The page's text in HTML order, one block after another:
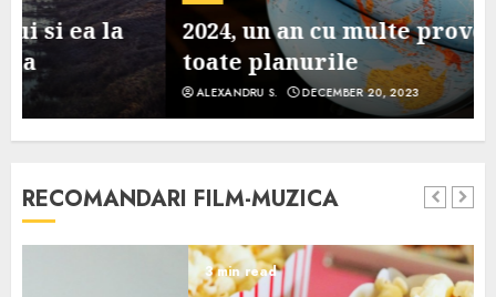
2024, un an cu multe provocari pe
toate planurile
DECEMBER 20, 2023
RECOMANDARI FILM-MUZICA